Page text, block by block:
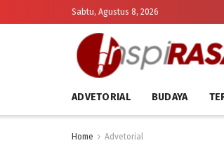
Sabtu, Agustus 8, 2026
ADVETORIAL BUDAYA
Home Advetorial